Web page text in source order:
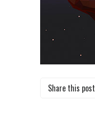
Share this post